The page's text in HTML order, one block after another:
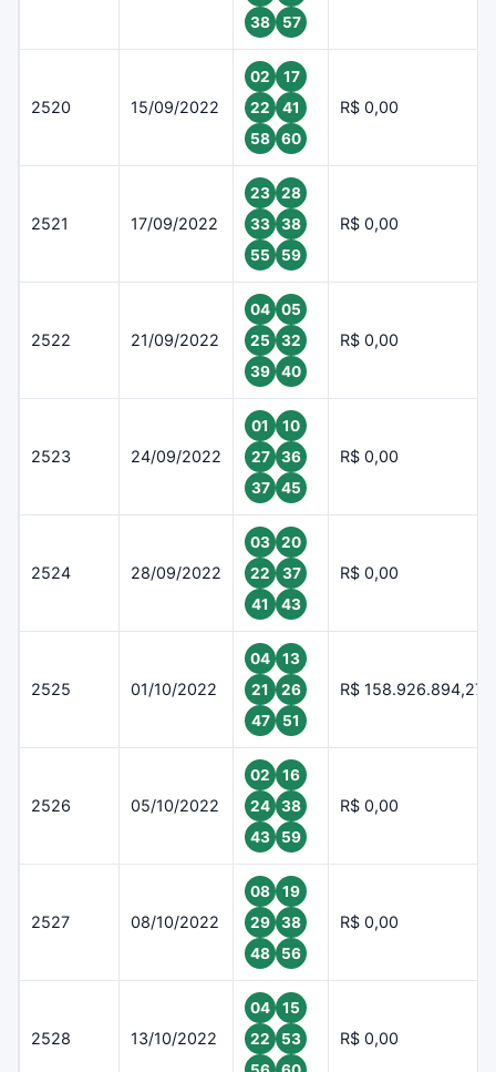
38
57
2520 15/09/2022
02
17
22
41
58
60
R$ 0,00
2521 17/09/2022
23
28
33
38
55
59
R$ 0,00
2522 21/09/2022
04
05
25
32
39
40
R$ 0,00
2523 24/09/2022
01
10
27
36
37
45
R$ 0,00
2524 28/09/2022
03
20
22
37
41
43
R$ 0,00
2525 01/10/2022
04
13
21
26
47
51
R$ 158.926.894,27
2526 05/10/2022
02
16
24
38
43
59
R$ 0,00
2527 08/10/2022
08
19
29
38
48
56
R$ 0,00
2528 13/10/2022
04
15
22
53
R$ 0,00